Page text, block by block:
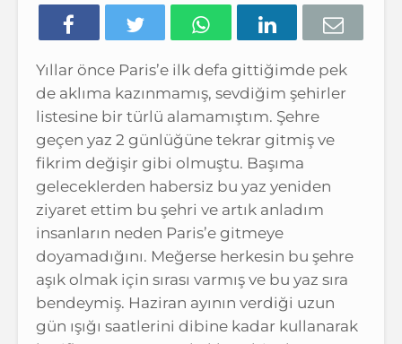
Yıllar önce Paris’e ilk defa gittiğimde pek
de aklıma kazınmamış, sevdiğim şehirler
listesine bir türlü alamamıştım. Şehre
geçen yaz 2 günlüğüne tekrar gitmiş ve
fikrim değişir gibi olmuştu. Başıma
geleceklerden habersiz bu yaz yeniden
ziyaret ettim bu şehri ve artık anladım
insanların neden Paris’e gitmeye
doyamadığını. Meğerse herkesin bu şehre
aşık olmak için sırası varmış ve bu yaz sıra
bendeymiş. Haziran ayının verdiği uzun
gün ışığı saatlerini dibine kadar kullanarak